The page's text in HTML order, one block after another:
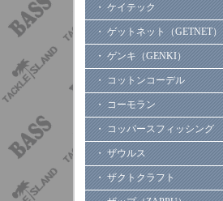
・ ケイテック
・ ゲットネット（GETNET）
・ ゲンキ（GENKI）
・ コットンコーデル
・ コーモラン
・ コッパースフィッシング
・ ザウルス
・ ザクトクラフト